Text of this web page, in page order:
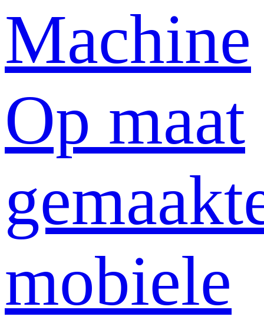
Machine
Op maat
mobiele